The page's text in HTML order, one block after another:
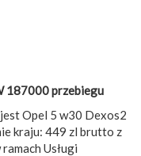
187000 przebiegu
Opel 5 w30 Dexos2
kraju: 449 zl brutto z
Usługi